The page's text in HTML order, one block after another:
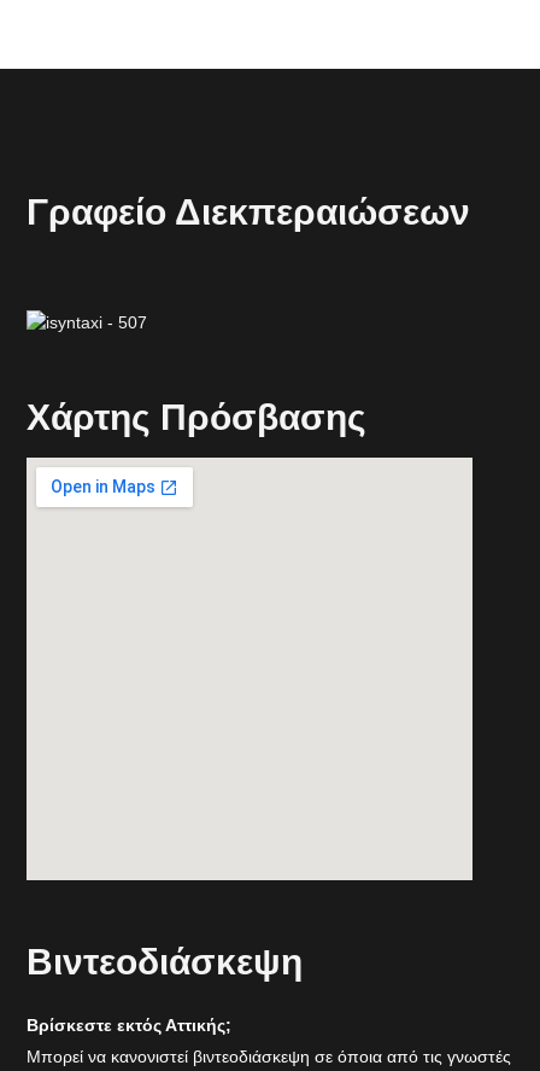
Γραφείο Διεκπεραιώσεων
Xάρτης Πρόσβασης
Βιντεοδιάσκεψη
Βρίσκεστε εκτός Αττικής;
Μπορεί να κανονιστεί βιντεοδιάσκεψη σε όποια από τις γνωστές